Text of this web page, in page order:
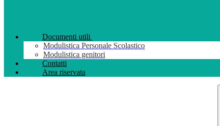
Documenti utili
Modulistica Personale Scolastico
Modulistica genitori
Contatti
Area riservata